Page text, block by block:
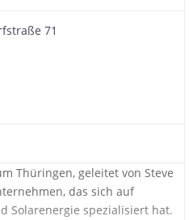
71
Thüringen, geleitet von Steve
das sich auf
Solarenergie spezialisiert hat.